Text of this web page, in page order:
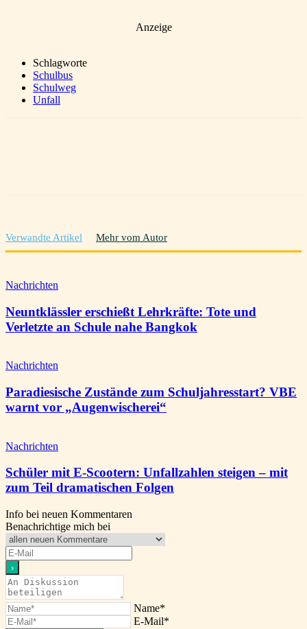
Anzeige
Schlagworte
Schulbus
Schulweg
Unfall
Verwandte Artikel Mehr vom Autor
Nachrichten
Neuntklässler erschießt Lehrkräfte: Tote und
Verletzte an Schule nahe Bangkok
Nachrichten
Paradiesische Zustände zum Schuljahresstart? VBE
warnt vor „Augenwischerei“
Nachrichten
Schüler mit E-Scootern: Unfallzahlen steigen – mit
zum Teil dramatischen Folgen
Info bei neuen Kommentaren
Benachrichtige mich bei
Name*
E-Mail*